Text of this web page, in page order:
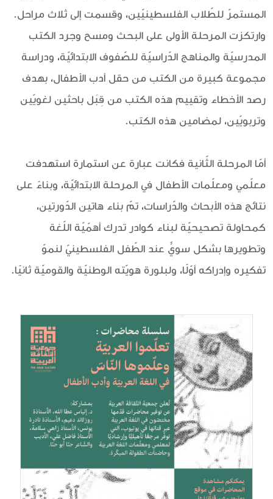
المستمرّ للطّلاب الفلسطينيّين، وقسمت إلى ثلاث مراحل.
وارتكزت المرحلة الأولى على البحث ومسح وجرد الكتب
المدرسيّة والمناهج الدّراسيّة للصّفوف الابتدائيّة، ودراسة
مجموعة كبيرة من الكتب من حقل أدب الأطفال، بهدف
رصد الأخطاء وتقييم هذه الكتب من قِبَل باحثين لغويّين
وتربويّين، لمضامين هذه الكتب.
أمّا المرحلة الثّانية فكانت عبارة عن استمارة استهدفت
معلّمي ومعلّمات الأطفال في المرحلة الابتدائيّة، وبناءً على
نتائج هذه الأبحاث والدّراسات، تمّ بناء هاتين الدّورتين،
كمحاولة تصحيحيّة لبناء كوادر تدرك أهمّيّة اللّغة
وتطويرها بشكل سويٍّ عند الطّفل الفلسطينيّ لنموّ
تفكيره وإدراكه أوّلًا، ولبلورة هويّته الوطنيّة والقوميّة ثانيًا.